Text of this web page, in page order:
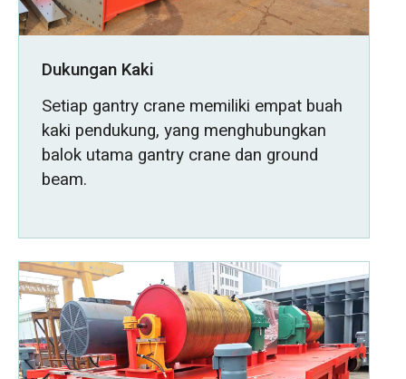
Dukungan Kaki
Setiap gantry crane memiliki empat buah
kaki pendukung, yang menghubungkan
balok utama gantry crane dan ground
beam.